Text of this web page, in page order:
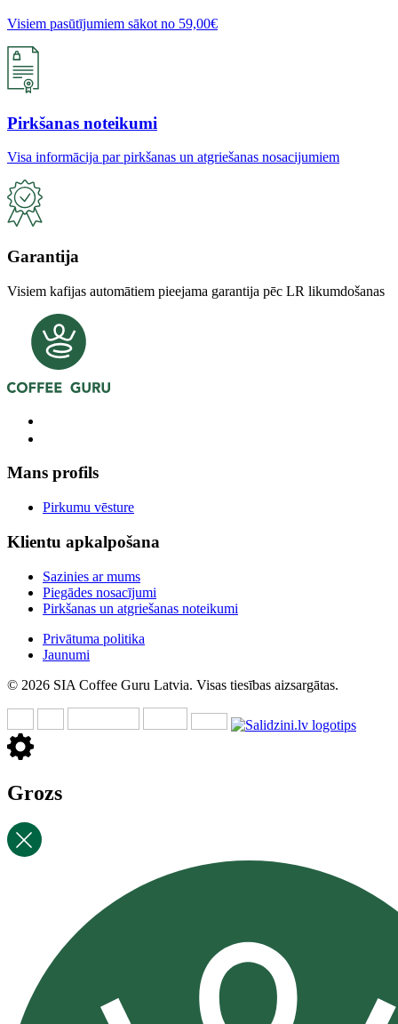
Visiem pasūtījumiem sākot no 59,00€
Pirkšanas noteikumi
Visa informācija par pirkšanas un atgriešanas nosacijumiem
Garantija
Visiem kafijas automātiem pieejama garantija pēc LR likumdošanas
Mans profils
Pirkumu vēsture
Klientu apkalpošana
Sazinies ar mums
Piegādes nosacījumi
Pirkšanas un atgriešanas noteikumi
Privātuma politika
Jaunumi
© 2026 SIA Coffee Guru Latvia. Visas tiesības aizsargātas.
Grozs